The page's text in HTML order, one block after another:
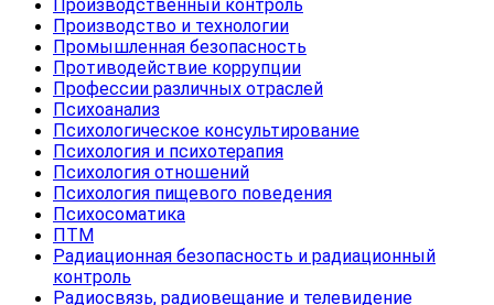
Производственный контроль
Производство и технологии
Промышленная безопасность
Противодействие коррупции
Профессии различных отраслей
Психоанализ
Психологическое консультирование
Психология и психотерапия
Психология отношений
Психология пищевого поведения
Психосоматика
ПТМ
Радиационная безопасность и радиационный
контроль
Радиосвязь, радиовещание и телевидение